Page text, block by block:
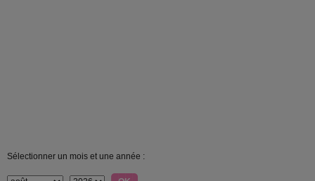
Sélectionner un mois et une année :